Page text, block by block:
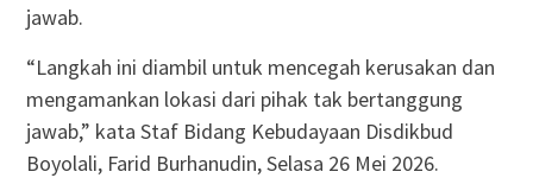
jawab.
“Langkah ini diambil untuk mencegah kerusakan dan
mengamankan lokasi dari pihak tak bertanggung
jawab,” kata Staf Bidang Kebudayaan Disdikbud
Boyolali, Farid Burhanudin, Selasa 26 Mei 2026.